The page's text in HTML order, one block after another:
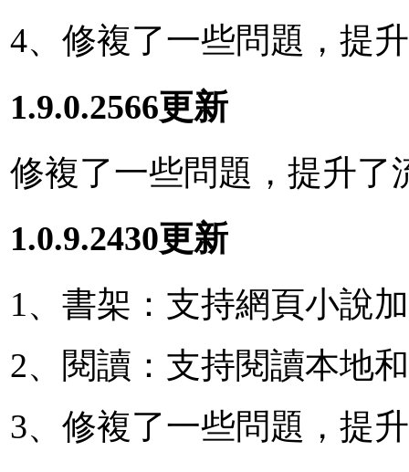
4、修複了一些問題，提
1.9.0.2566更新
修複了一些問題，提升了
1.0.9.2430更新
1、書架：支持網頁小說
2、閱讀：支持閱讀本地
3、修複了一些問題，提